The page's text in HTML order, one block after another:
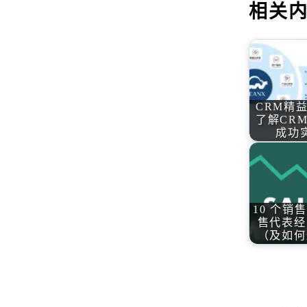
相关
CRM精
了解
成功
10 个销
售代表
（及如